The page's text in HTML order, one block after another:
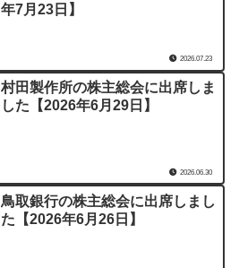
年7月23日】
2026.07.23
村田製作所の株主総会に出席しま
した【2026年6月29日】
2026.06.30
鳥取銀行の株主総会に出席しまし
た【2026年6月26日】